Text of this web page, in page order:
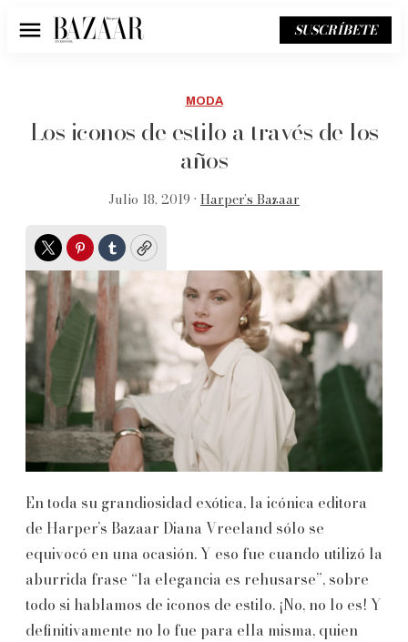
Menú SUSCRÍBETE
MODA
Los iconos de estilo a través de los
años
Julio 18, 2019 • Harper’s Bazaar
TwitterPinterest
TumblrCopy
En toda su grandiosidad exótica, la icónica editora
de Harper’s Bazaar Diana Vreeland sólo se
equivocó en una ocasión. Y eso fue cuando utilizó la
aburrida frase “la elegancia es rehusarse”, sobre
todo si hablamos de iconos de estilo. ¡No, no lo es! Y
definitivamente no lo fue para ella misma, quien